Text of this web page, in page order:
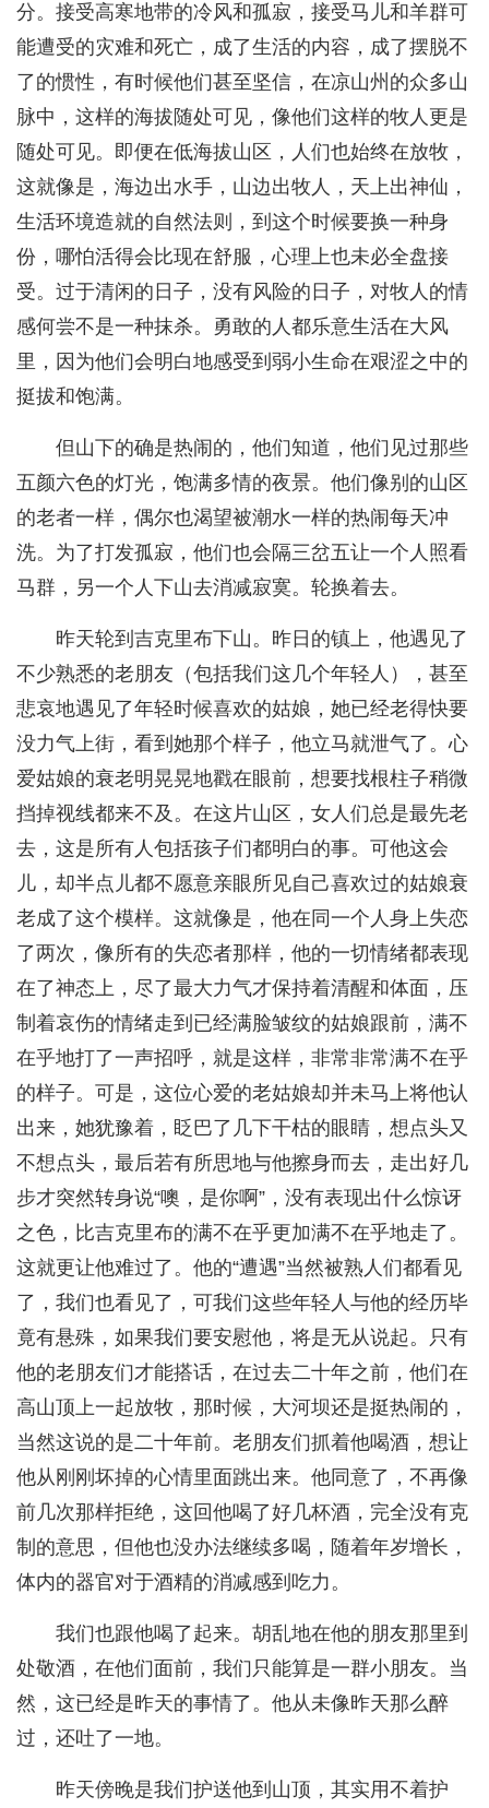
分。接受高寒地带的冷风和孤寂，接受马儿和羊群可
能遭受的灾难和死亡，成了生活的内容，成了摆脱不
了的惯性，有时候他们甚至坚信，在凉山州的众多山
脉中，这样的海拔随处可见，像他们这样的牧人更是
随处可见。即便在低海拔山区，人们也始终在放牧，
这就像是，海边出水手，山边出牧人，天上出神仙，
生活环境造就的自然法则，到这个时候要换一种身
份，哪怕活得会比现在舒服，心理上也未必全盘接
受。过于清闲的日子，没有风险的日子，对牧人的情
感何尝不是一种抹杀。勇敢的人都乐意生活在大风
里，因为他们会明白地感受到弱小生命在艰涩之中的
挺拔和饱满。
但山下的确是热闹的，他们知道，他们见过那些
五颜六色的灯光，饱满多情的夜景。他们像别的山区
的老者一样，偶尔也渴望被潮水一样的热闹每天冲
洗。为了打发孤寂，他们也会隔三岔五让一个人照看
马群，另一个人下山去消减寂寞。轮换着去。
昨天轮到吉克里布下山。昨日的镇上，他遇见了
不少熟悉的老朋友（包括我们这几个年轻人），甚至
悲哀地遇见了年轻时候喜欢的姑娘，她已经老得快要
没力气上街，看到她那个样子，他立马就泄气了。心
爱姑娘的衰老明晃晃地戳在眼前，想要找根柱子稍微
挡掉视线都来不及。在这片山区，女人们总是最先老
去，这是所有人包括孩子们都明白的事。可他这会
儿，却半点儿都不愿意亲眼所见自己喜欢过的姑娘衰
老成了这个模样。这就像是，他在同一个人身上失恋
了两次，像所有的失恋者那样，他的一切情绪都表现
在了神态上，尽了最大力气才保持着清醒和体面，压
制着哀伤的情绪走到已经满脸皱纹的姑娘跟前，满不
在乎地打了一声招呼，就是这样，非常非常满不在乎
的样子。可是，这位心爱的老姑娘却并未马上将他认
出来，她犹豫着，眨巴了几下干枯的眼睛，想点头又
不想点头，最后若有所思地与他擦身而去，走出好几
步才突然转身说“噢，是你啊”，没有表现出什么惊讶
之色，比吉克里布的满不在乎更加满不在乎地走了。
这就更让他难过了。他的“遭遇”当然被熟人们都看见
了，我们也看见了，可我们这些年轻人与他的经历毕
竟有悬殊，如果我们要安慰他，将是无从说起。只有
他的老朋友们才能搭话，在过去二十年之前，他们在
高山顶上一起放牧，那时候，大河坝还是挺热闹的，
当然这说的是二十年前。老朋友们抓着他喝酒，想让
他从刚刚坏掉的心情里面跳出来。他同意了，不再像
前几次那样拒绝，这回他喝了好几杯酒，完全没有克
制的意思，但他也没办法继续多喝，随着年岁增长，
体内的器官对于酒精的消减感到吃力。
我们也跟他喝了起来。胡乱地在他的朋友那里到
处敬酒，在他们面前，我们只能算是一群小朋友。当
然，这已经是昨天的事情了。他从未像昨天那么醉
过，还吐了一地。
昨天傍晚是我们护送他到山顶，其实用不着护